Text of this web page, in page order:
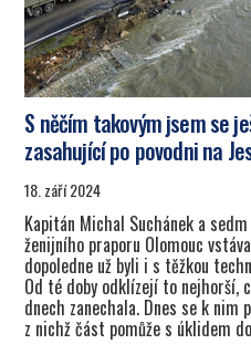
S něčím takovým jsem se
zasahující po povodni na
18. září 2024
Kapitán Michal Suchánek a
ženijního praporu Olomouc
dopoledne už byli i s těžkou
Od té doby odklízejí to nejhorší,
dnech zanechala. Dnes se k
z nichž část pomůže s úklidem